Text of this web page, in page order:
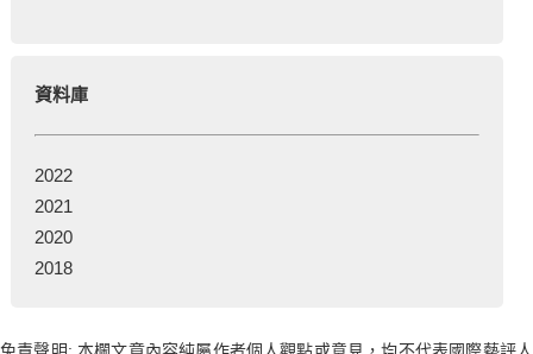
資料庫
2022
2021
2020
2018